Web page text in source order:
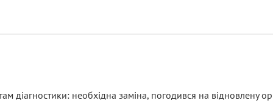
діагностики: необхідна заміна, погодився на відновлену